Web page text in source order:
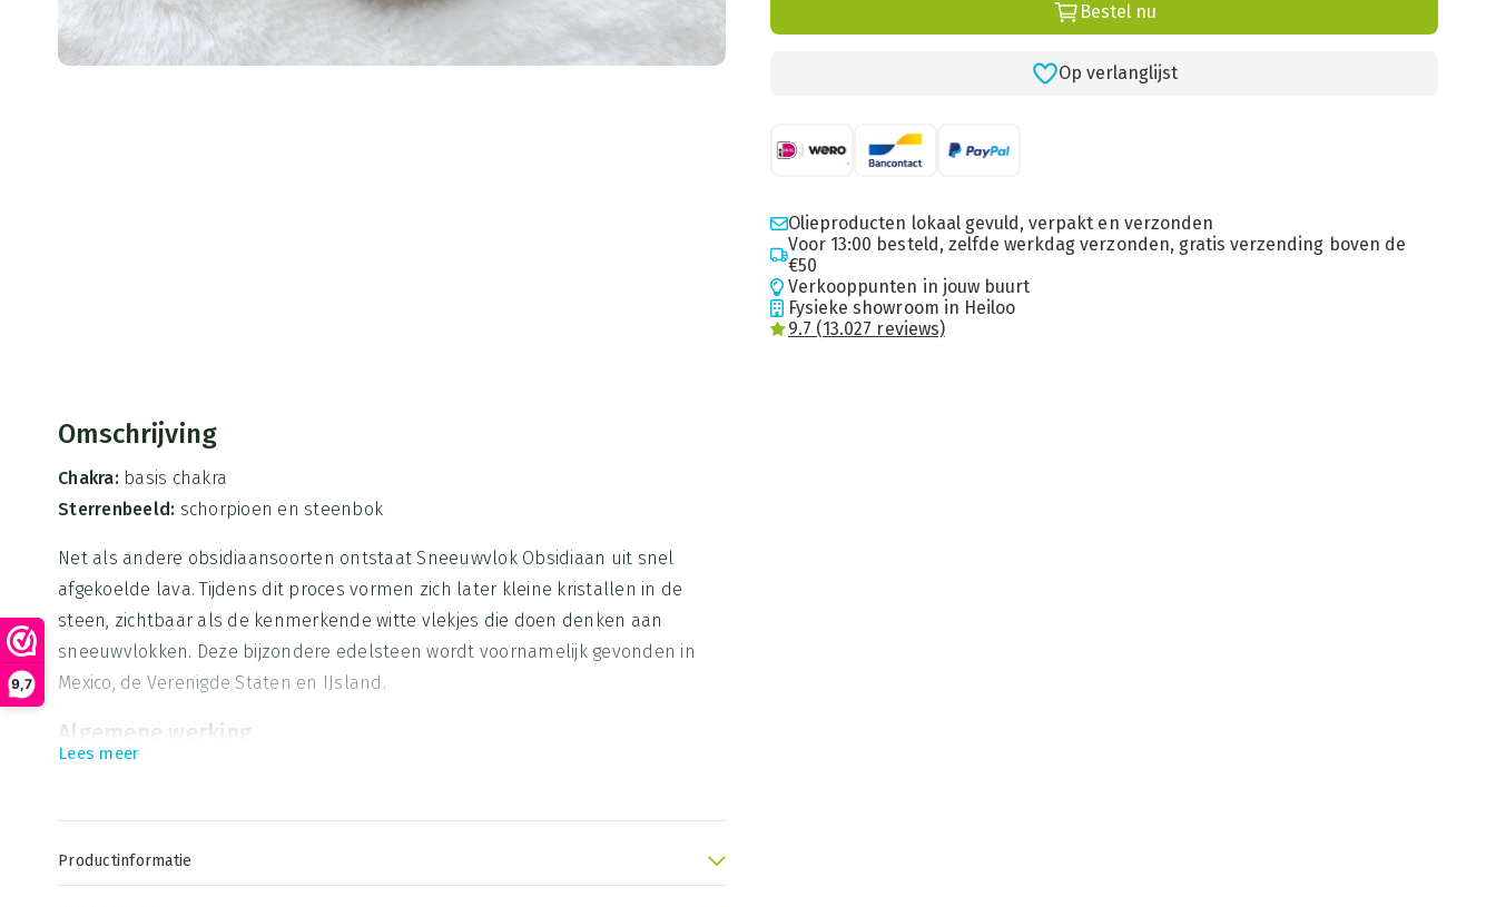
9,7
Bestel nu
Op verlanglijst
Olieproducten lokaal gevuld, verpakt en verzonden
Voor 13:00 besteld, zelfde werkdag verzonden, gratis verzending boven de
€50
Verkooppunten in jouw buurt
Fysieke showroom in Heiloo
9.7 (13.027 reviews)
Omschrijving
Chakra:basis chakra
Sterrenbeeld: schorpioen en steenbok
Net als andere obsidiaansoorten ontstaat Sneeuwvlok Obsidiaan uit snel
afgekoelde lava. Tijdens dit proces vormen zich later kleine kristallen in de
steen, zichtbaar als de kenmerkende witte vlekjes die doen denken aan
sneeuwvlokken. Deze bijzondere edelsteen wordt voornamelijk gevonden in
Mexico, de Verenigde Staten en IJsland.
Algemene werking
Sneeuwvlok Obsidiaan is een krachtige, maar zachte edelsteen die
balans tussen licht en donker, bewust en onbewust.
Lees meer
Productinformatie